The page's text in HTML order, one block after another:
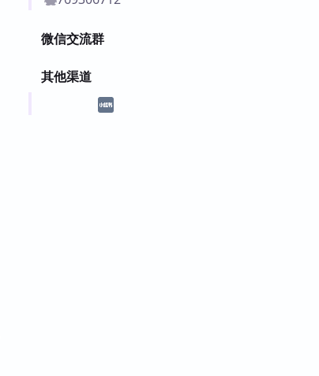
微信交流群
其他渠道